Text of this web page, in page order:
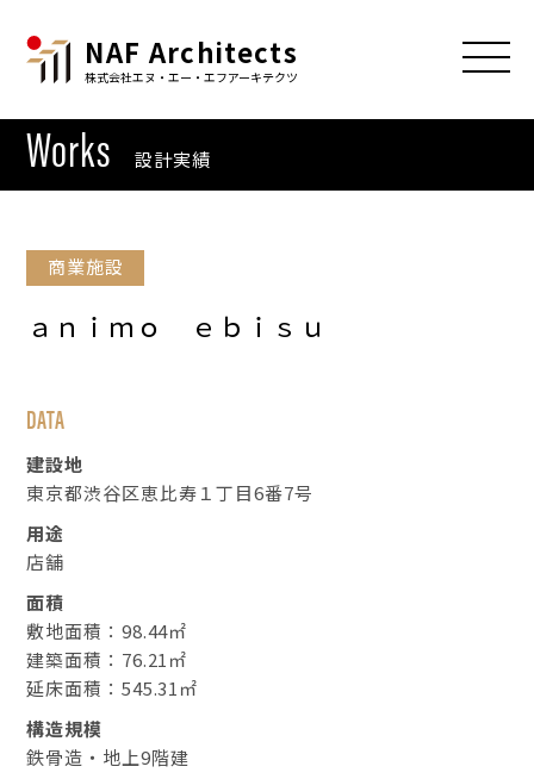
NAF Architects
株式会社エヌ・エー・エフアーキテクツ
Works 設計実績
商業施設
ａｎｉｍｏ ｅｂｉｓｕ
DATA
建設地
東京都渋谷区恵比寿１丁目6番7号
用途
店舗
面積
敷地面積：98.44㎡
建築面積：76.21㎡
延床面積：545.31㎡
構造規模
鉄骨造・地上9階建